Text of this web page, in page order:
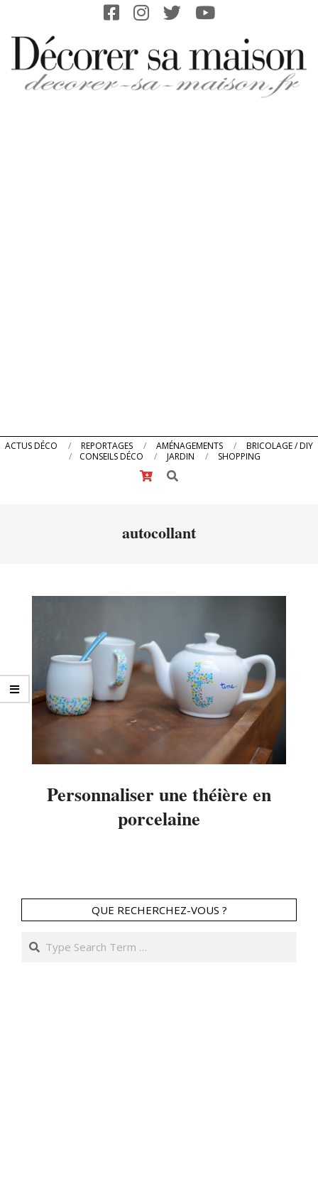
content
Primary
ACTUS DÉCO REPORTAGES AMÉNAGEMENTS
BRICOLAGE / DIY
CONSEILS DÉCO
JARDIN
SHOPPING
Search
autocollant
Personnaliser une théière en
porcelaine
QUE RECHERCHEZ-VOUS ?
Search